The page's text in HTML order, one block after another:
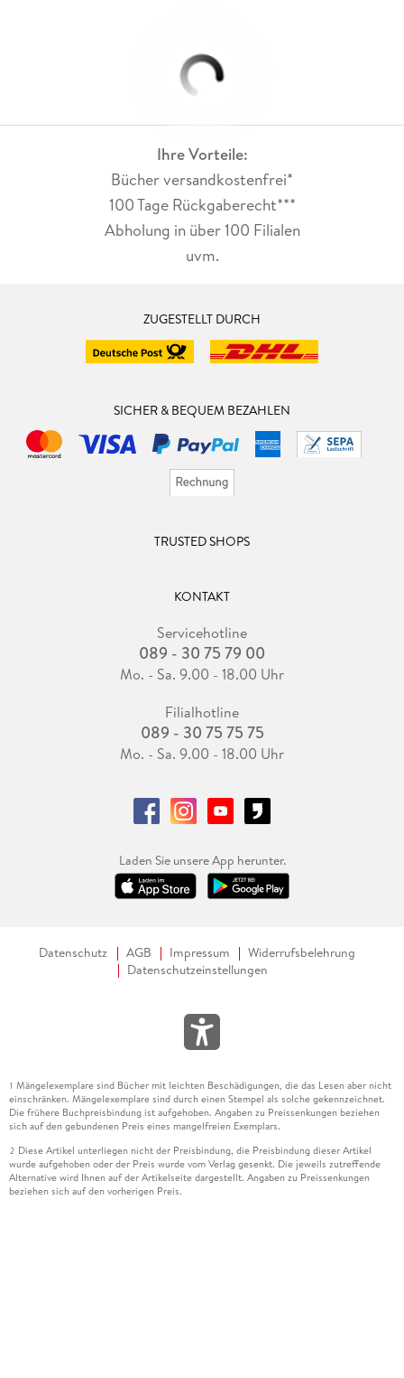
Ihre Vorteile:
Bücher versandkostenfrei*
100 Tage Rückgaberecht***
Abholung in über 100 Filialen
uvm.
ZUGESTELLT DURCH
SICHER & BEQUEM BEZAHLEN
TRUSTED SHOPS
KONTAKT
Servicehotline
089 - 30 75 79 00
Mo. - Sa. 9.00 - 18.00 Uhr
Filialhotline
089 - 30 75 75 75
Mo. - Sa. 9.00 - 18.00 Uhr
Laden Sie unsere App herunter.
Datenschutz AGB Impressum
Widerrufsbelehrung
Datenschutzeinstellungen
1 Mängelexemplare sind Bücher mit leichten Beschädigungen, die das Lesen aber nicht
einschränken. Mängelexemplare sind durch einen Stempel als solche gekennzeichnet.
Die frühere Buchpreisbindung ist aufgehoben. Angaben zu Preissenkungen beziehen
sich auf den gebundenen Preis eines mangelfreien Exemplars.
2 Diese Artikel unterliegen nicht der Preisbindung, die Preisbindung dieser Artikel
wurde aufgehoben oder der Preis wurde vom Verlag gesenkt. Die jeweils zutreffende
Alternative wird Ihnen auf der Artikelseite dargestellt. Angaben zu Preissenkungen
beziehen sich auf den vorherigen Preis.